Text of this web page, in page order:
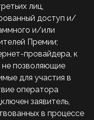
лиц,
доступ и/
и/или
Премии;
провайдера, к
не позволяющие
для участия в
оператора
заявитель,
в процессе